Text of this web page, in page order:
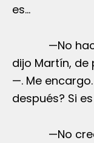
es…
—No hace
dijo Martín,
—. Me
después? Si
—No creo